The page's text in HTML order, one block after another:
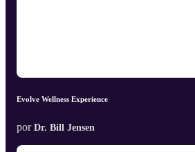
Evolve Wellness Experience
por Dr. Bill Jensen